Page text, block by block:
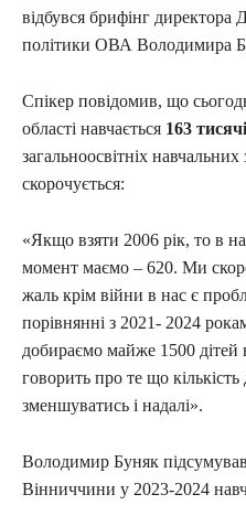
відбувся брифінг директора
політики ОВА Володимира
Спікер повідомив, що
області навчається 163
загальноосвітніх навчальних
скорочується:
«Якщо взяти 2006 рік, то в
момент маємо – 620. Ми
жаль крім війни в нас є
порівнянні з 2021- 2024
добираємо майже 1500 дітей
говорить про те що
зменшуватись і надалі».
Володимир Буняк підсумував
Вінниччини у 2023-2024